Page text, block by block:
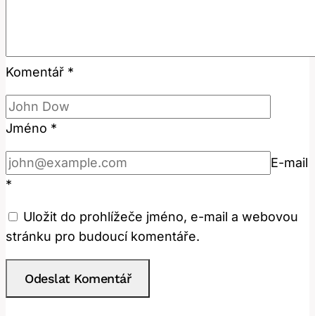
Komentář *
Jméno *
E-mail
*
Uložit do prohlížeče jméno, e-mail a webovou
stránku pro budoucí komentáře.